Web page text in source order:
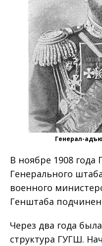
Генерал-
В ноябре 1908 года
Генерального
военного
Генштаба
Через два года
структура ГУГШ.